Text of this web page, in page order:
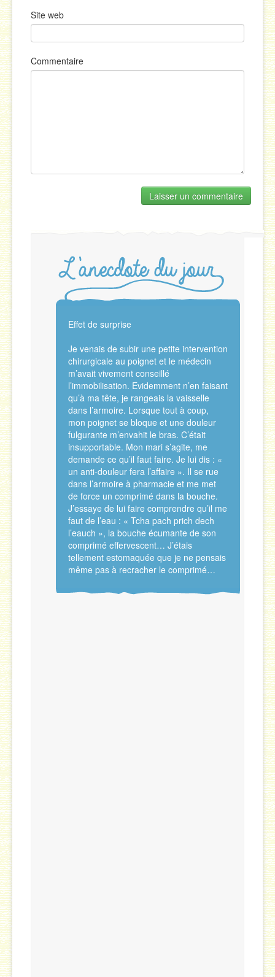
Site web
Commentaire
Effet de surprise
Je venais de subir une petite intervention
chirurgicale au poignet et le médecin
m’avait vivement conseillé
l’immobilisation. Evidemment n’en faisant
qu’à ma tête, je rangeais la vaisselle
dans l’armoire. Lorsque tout à coup,
mon poignet se bloque et une douleur
fulgurante m’envahit le bras. C’était
insupportable. Mon mari s’agite, me
demande ce qu’il faut faire. Je lui dis : «
un anti-douleur fera l’affaire ». Il se rue
dans l’armoire à pharmacie et me met
de force un comprimé dans la bouche.
J’essaye de lui faire comprendre qu’il me
faut de l’eau : « Tcha pach prich dech
l’eauch », la bouche écumante de son
comprimé effervescent… J’étais
tellement estomaquée que je ne pensais
même pas à recracher le comprimé…